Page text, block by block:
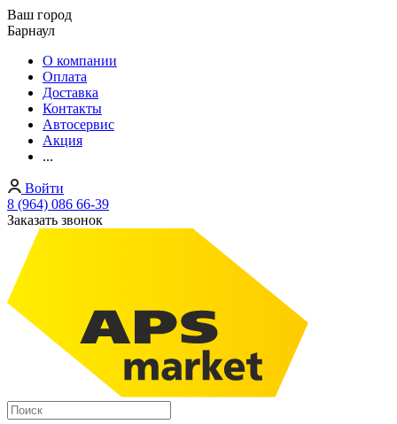
Ваш город
Барнаул
О компании
Оплата
Доставка
Контакты
Автосервис
Акция
...
Войти
8 (964) 086 66-39
Заказать звонок